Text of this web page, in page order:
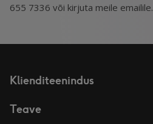
655 7336 või kirjuta meile emailile.
Klienditeenindus
Teave